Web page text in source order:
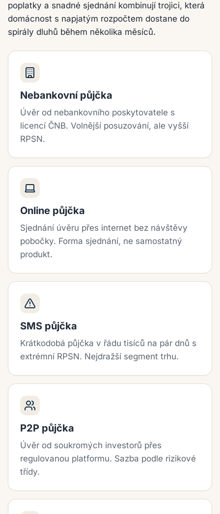
poplatky a snadné sjednání kombinují trojici, která
domácnost s napjatým rozpočtem dostane do
spirály dluhů během několika měsíců.
Nebankovní půjčka
Úvěr od nebankovního poskytovatele s
licencí ČNB. Volnější posuzování, ale vyšší
RPSN.
Online půjčka
Sjednání úvěru přes internet bez návštěvy
pobočky. Forma sjednání, ne samostatný
produkt.
SMS půjčka
Krátkodobá půjčka v řádu tisíců na pár dnů s
extrémní RPSN. Nejdražší segment trhu.
P2P půjčka
Úvěr od soukromých investorů přes
regulovanou platformu. Sazba podle rizikové
třídy.